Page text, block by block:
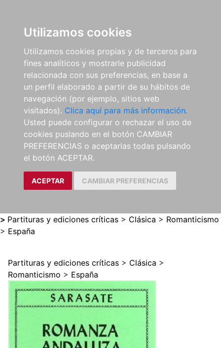
Utilizamos cookies
Utilizamos cookies propias y de terceros para
fines analíticos y mostrarle publicidad
relacionada con sus preferencias, en base a
un perfil elaborado a partir de su hábitos de
navegación (por ejemplo, sitios web
visitados). Clica aquí para más información.
Usted puede configurar o rechazar el uso de
cookies puslando en el botón CAMBIAR
PREFERENCIAS o aceptarlas todas pulsando
el botón ACEPTAR.
ACEPTAR CAMBIAR PREFERENCIAS
> Partituras y ediciones críticas > Clásica > Romanticismo
> España
Partituras y ediciones críticas > Clásica >
Romanticismo > España